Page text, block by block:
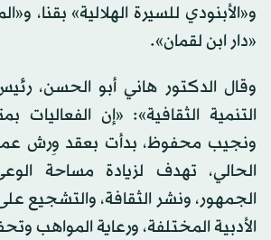
و«الأبنودي للسيرة الهلالية» بقنا،
«دار ابن لقمان».
وقال الدكتور هاني أبو الحسن،
التنمية الثقافية»: «إن الفعاليات
ونجيب محفوظ، بدأت بعقد وِرش
الحالي، تهدف لزيادة مساحة
الجمهور، ونشر الثقافة، والتشجيع
الأدبية المختلفة، ورعاية المواهب